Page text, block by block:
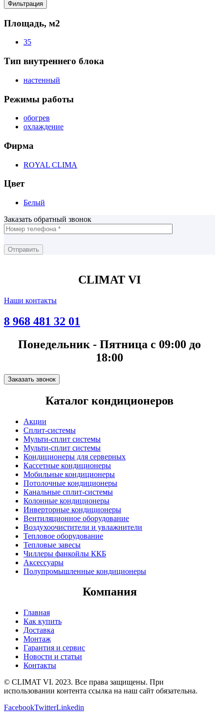
Фильтрация
Площадь, м2
35
Тип внутреннего блока
настенный
Режимы работы
обогрев
охлаждение
Фирма
ROYAL CLIMA
Цвет
Белый
Заказать обратный звонок
CLIMAT VI
Наши контакты
8 968 481 32 01
Понедельник - Пятница с 09:00 до
18:00
Заказать звонок
Каталог кондиционеров
Акции
Сплит-системы
Мульти-сплит системы
Мульти-сплит системы
Кондиционеры для серверных
Кассетные кондиционеры
Мобильные кондиционеры
Потолочные кондиционеры
Канальные сплит-системы
Колонные кондиционеры
Инверторные кондиционеры
Вентиляционное оборудование
Воздухоочистители и увлажнители
Тепловое оборудование
Тепловые завесы
Чиллеры фанкойлы ККБ
Аксессуары
Полупромышленные кондиционеры
Компания
Главная
Как купить
Доставка
Монтаж
Гарантия и сервис
Новости и статьи
Контакты
© CLIMAT VI. 2023. Все права защищены. При
использовании контента ссылка на наш сайт обязательна.
FacebookTwitterLinkedin